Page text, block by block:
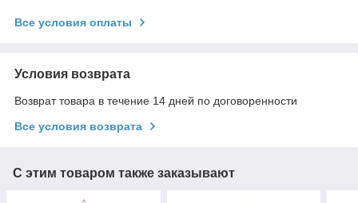
Все условия оплаты
Условия возврата
Возврат товара в течение 14 дней по договоренности
Все условия возврата
С этим товаром также заказывают